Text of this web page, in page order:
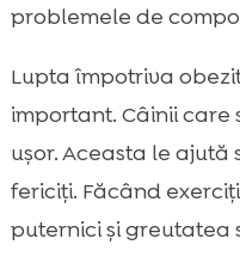
problemele de
Lupta împotriva
important. Câinii care
ușor. Aceasta le ajută
fericiți. Făcând
puternici și greutatea